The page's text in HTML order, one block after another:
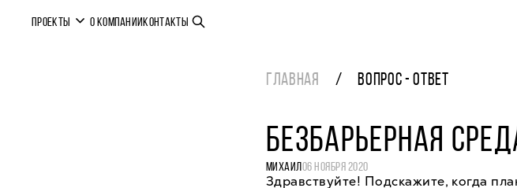
ПРОЕКТЫ О КОМПАНИИКОНТАКТЫ
ГЛАВНАЯ ВОПРОС - ОТВЕТ
БЕЗБАРЬЕРНАЯ
МИХАИЛ 06 НОЯБРЯ 2020
Здравствуйте! Подскажите, когда